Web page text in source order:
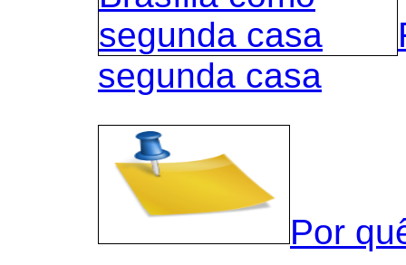
segunda casa
Por